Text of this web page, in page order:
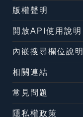
版權聲明
開放API使用說明
內嵌搜尋欄位說明
相關連結
常見問題
隱私權政策